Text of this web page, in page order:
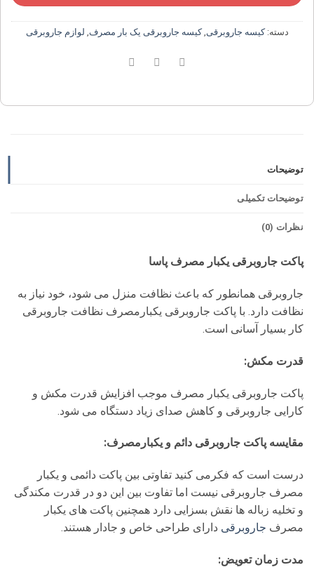
دسته:کیسه جاروبرقی,کیسه جاروبرقی یک بار مصرف, لوازم جاروبرقی
توضیحات
توضیحات تکمیلی
نظرات (0)
پاکت جاروبرقی یکبار مصرف پاسا
جاروبرقی همانطور که باعث نظافت منزل می شود، خود نیاز به
نظافت دارد. با پاکت جاروبرقی یکبارمصرف نظافت جاروبرقی
کار بسیار آسانی است.
قدرت مکش:
پاکت جاروبرقی یکبار مصرف موجب افزایش قدرت مکش و
کارایی جاروبرقی و کاهش صدای زیاد دستگاه می شود.
مقایسه پاکت جاروبرقی دائم و یکبارمصرف:
درست است که فکرمی کنید تفاوتی بین پاکت دائمی و یکبار
مصرف جاروبرقی نیست اما تفاوت بین این دو در قدرت مکندگی
و تخلیه زباله ها نقش بسزایی دارد همچنین پاکت های یکبار
مصرف جاروبرقی دارای طراحی خاص و جادار هستند.
مدت زمان تعویض: